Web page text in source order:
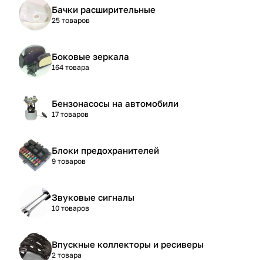
Бачки расширительные
25 товаров
Боковые зеркала
164 товара
Бензонасосы на автомобили
17 товаров
Блоки предохранителей
9 товаров
Звуковые сигналы
10 товаров
Впускные коллекторы и ресиверы
2 товара